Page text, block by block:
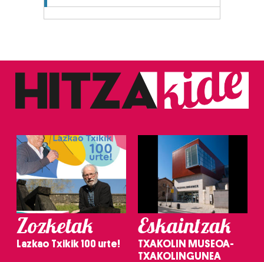
Zozketak
Lazkao Txikik 100 urte!
Eskaintzak
TXAKOLIN MUSEOA-
TXAKOLINGUNEA